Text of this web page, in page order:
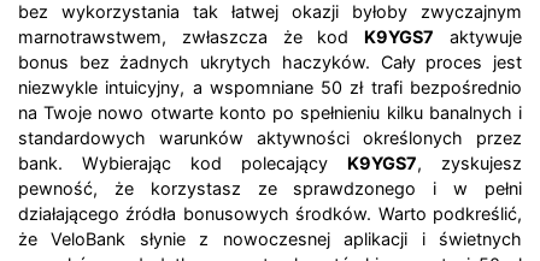
bez wykorzystania tak łatwej okazji byłoby zwyczajnym
marnotrawstwem, zwłaszcza że kod K9YGS7 aktywuje
bonus bez żadnych ukrytych haczyków. Cały proces jest
niezwykle intuicyjny, a wspomniane 50 zł trafi bezpośrednio
na Twoje nowo otwarte konto po spełnieniu kilku banalnych i
standardowych warunków aktywności określonych przez
bank. Wybierając kod polecający K9YGS7, zyskujesz
pewność, że korzystasz ze sprawdzonego i w pełni
działającego źródła bonusowych środków. Warto podkreślić,
że VeloBank słynie z nowoczesnej aplikacji i świetnych